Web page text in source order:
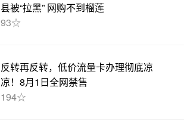
县被“拉黑” 网购不到榴莲
93☆
反转再反转，低价流量卡办理彻底凉
凉！8月1日全网禁售
194☆